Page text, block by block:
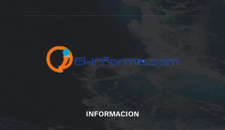
INFORMACION